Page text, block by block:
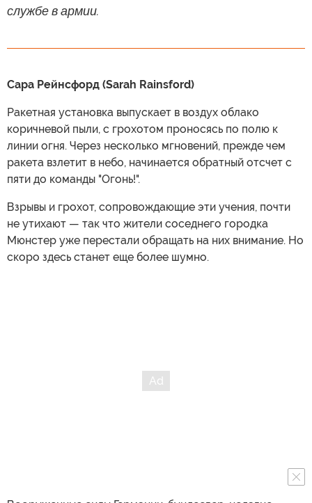
службе в армии.
Сара Рейнсфорд (Sarah Rainsford)
Ракетная установка выпускает в воздух облако
коричневой пыли, с грохотом проносясь по полю к
линии огня. Через несколько мгновений, прежде чем
ракета взлетит в небо, начинается обратный отсчет с
пяти до команды "Огонь!".
Взрывы и грохот, сопровождающие эти учения, почти
не утихают — так что жители соседнего городка
Мюнстер уже перестали обращать на них внимание. Но
скоро здесь станет еще более шумно.